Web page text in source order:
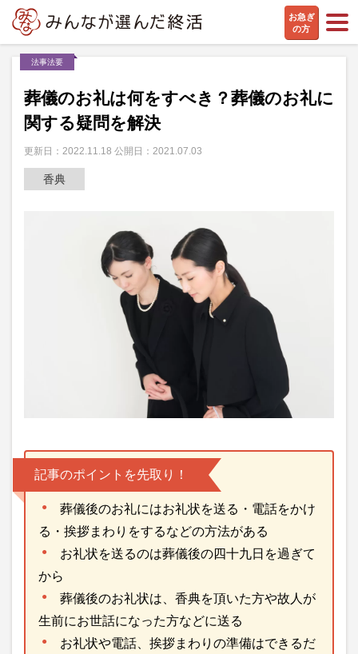
お急ぎ
の方
法事法要
葬儀のお礼は何をすべき？葬儀のお礼に
関する疑問を解決
更新日：2022.11.18 公開日：2021.07.03
香典
記事のポイントを先取り！
葬儀後のお礼にはお礼状を送る・電話をかけ
る・挨拶まわりをするなどの方法がある
お礼状を送るのは葬儀後の四十九日を過ぎて
から
葬儀後のお礼状は、香典を頂いた方や故人が
生前にお世話になった方などに送る
お礼状や電話、挨拶まわりの準備はできるだ